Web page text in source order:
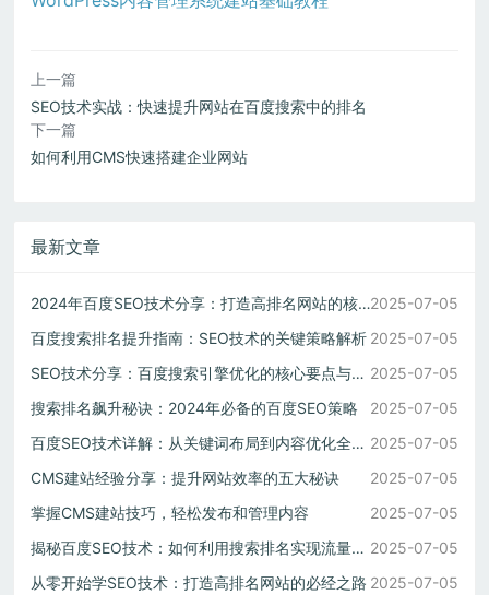
上一篇
SEO技术实战：快速提升网站在百度搜索中的排名
下一篇
如何利用CMS快速搭建企业网站
最新文章
2024年百度SEO技术分享：打造高排名网站的核心技巧2025-07-05
百度搜索排名提升指南：SEO技术的关键策略解析 2025-07-05
SEO技术分享：百度搜索引擎优化的核心要点与实操方法 2025-07-05
搜索排名飙升秘诀：2024年必备的百度SEO策略
2025-07-05
百度SEO技术详解：从关键词布局到内容优化全攻略 2025-07-05
CMS建站经验分享：提升网站效率的五大秘诀
2025-07-05
掌握CMS建站技巧，轻松发布和管理内容
2025-07-05
揭秘百度SEO技术：如何利用搜索排名实现流量暴增 2025-07-05
从零开始学SEO技术：打造高排名网站的必经之路 2025-07-05